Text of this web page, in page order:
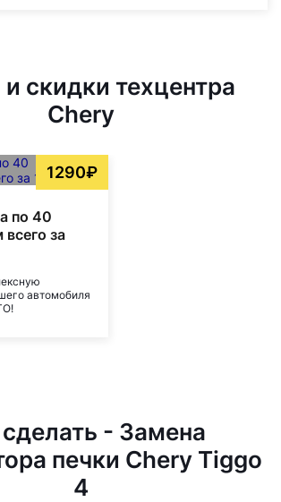
скидки техцентра
Chery
1290₽
по 40
за
автомобиля
- Замена
печки Chery Tiggo
4